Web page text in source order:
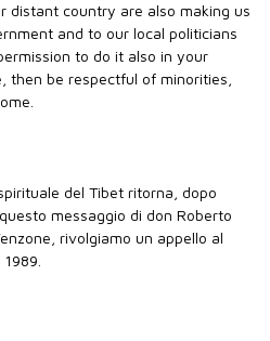
distant country are also making us
and to our local politicians
to do it also in your
then be respectful of minorities,
del Tibet ritorna, dopo
messaggio di don Roberto
rivolgiamo un appello al